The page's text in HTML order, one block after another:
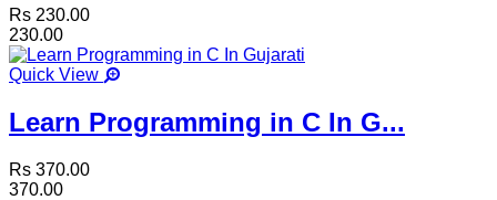
Rs 230.00
230.00
Quick View
Learn Programming in C In G...
Rs 370.00
370.00